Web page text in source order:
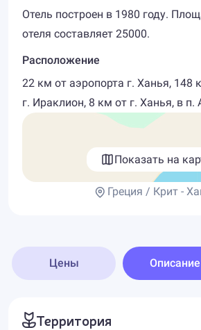
Отель построен в 1980 году.
отеля составляет 25000.
Расположение
22 км от аэропорта г. Ханья, 148
г. Ираклион, 8 км от г. Ханья, в п.
Показать на
Греция / Крит -
Цены Описание
Территория